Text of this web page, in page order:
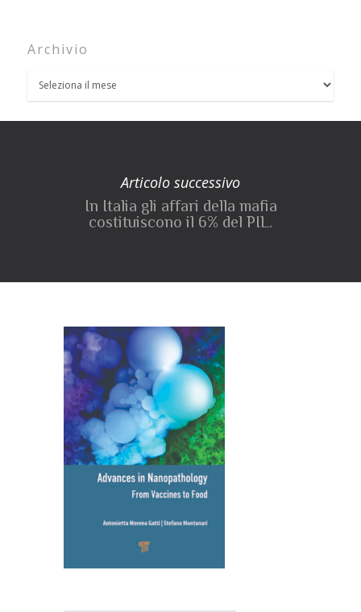
Archivio
Articolo successivo
In Italia gli affari della mafia
costituiscono il 6% del PIL.